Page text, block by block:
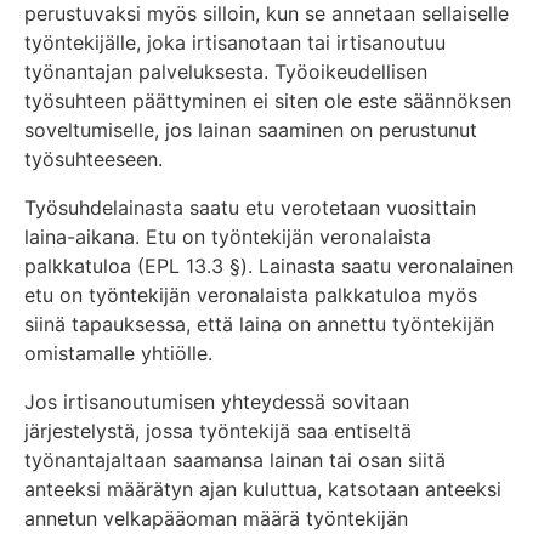
perustuvaksi myös silloin, kun se annetaan sellaiselle
työntekijälle, joka irtisanotaan tai irtisanoutuu
työnantajan palveluksesta. Työoikeudellisen
työsuhteen päättyminen ei siten ole este säännöksen
soveltumiselle, jos lainan saaminen on perustunut
työsuhteeseen.
Työsuhdelainasta saatu etu verotetaan vuosittain
laina-aikana. Etu on työntekijän veronalaista
palkkatuloa (EPL 13.3 §). Lainasta saatu veronalainen
etu on työntekijän veronalaista palkkatuloa myös
siinä tapauksessa, että laina on annettu työntekijän
omistamalle yhtiölle.
Jos irtisanoutumisen yhteydessä sovitaan
järjestelystä, jossa työntekijä saa entiseltä
työnantajaltaan saamansa lainan tai osan siitä
anteeksi määrätyn ajan kuluttua, katsotaan anteeksi
annetun velkapääoman määrä työntekijän